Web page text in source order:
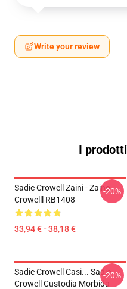
Write your review
I
Sadie Crowell Zaini - Zaino
Crowelll RB1408
33,94 € - 38,18 €
-20%
Sadie Crowell Casi... Sadie
Crowell Custodia Morbida
-20%